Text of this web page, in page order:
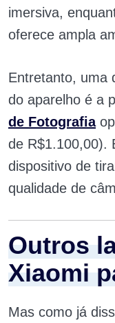
imersiva,
oferece ampla
Entretanto, uma
do aparelho é a
de Fotografia
de R$1.100,00).
dispositivo de
qualidade de
Outros
Xiaomi
Mas como já